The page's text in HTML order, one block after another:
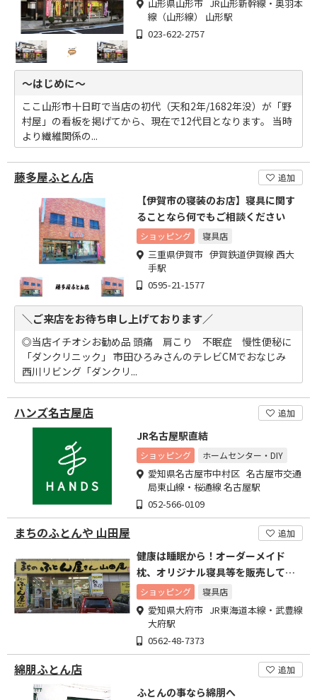
山形県山形市 JR山形新幹線・奥羽本
線（山形線） 山形駅
023-622-2757
～はじめに～
ここ山形市十日町で当店の初代（天和2年/1682年没）が「野
村屋」の看板を掲げてから、現在で12代目となります。 当時
より繊維関係の...
藤多屋ふとん店 追加
【伊賀市の寝装のお店】寝具に関す
ることなら何でもご相談ください
ショッピング 寝具店
三重県伊賀市 伊賀鉄道伊賀線 西大
手駅
0595-21-1577
＼ご来店をお待ち申し上げております／
◎当店イチオシお勧め品 頭痛 肩こり 不眠症 慢性便秘に
「ダンクリニック」 市田ひろみさんのテレビCMでおなじみ
西川リビング「ダンクリ...
ハンズ名古屋店 追加
JR名古屋駅直結
ショッピング ホームセンター・DIY
愛知県名古屋市中村区 名古屋市交通
局東山線・桜通線 名古屋駅
052-566-0109
まちのふとんや 山田屋 追加
健康は睡眠から！オーダーメイド
枕、オリジナル寝具等を販売してお
ります。
ショッピング 寝具店
愛知県大府市 JR東海道本線・武豊線
大府駅
0562-48-7373
綿朋ふとん店 追加
ふとんの事なら綿朋へ